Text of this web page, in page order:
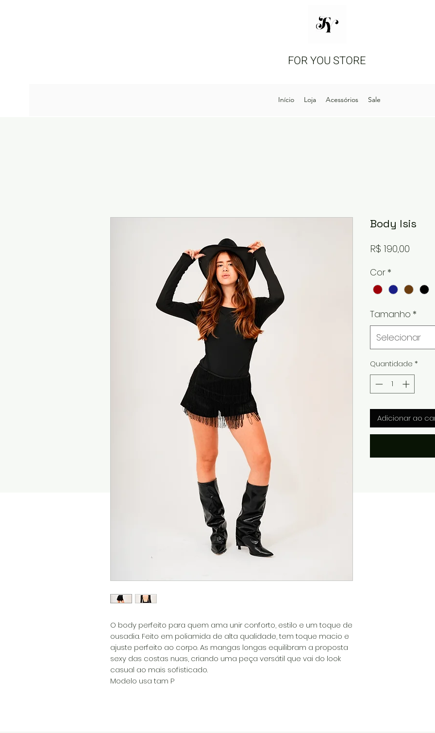
FOR YOU STORE
Início Loja Acessórios Sale
O body perfeito para quem ama unir conforto, estilo e um toque de
ousadia. Feito em poliamida de alta qualidade, tem toque macio e
ajuste perfeito ao corpo. As mangas longas equilibram a proposta
sexy das costas nuas, criando uma peça versátil que vai do look
casual ao mais sofisticado.
Modelo usa tam P
Body Isis
R$ 190,00
Cor *
Tamanho *
Selecionar
Quantidade *
Adicionar ao